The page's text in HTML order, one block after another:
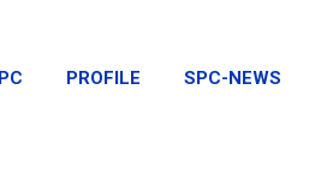
PROFILE SPC-NEWS